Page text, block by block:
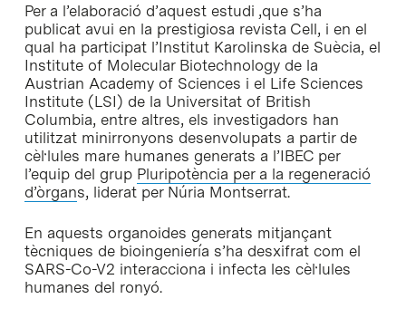
Per a l’elaboració d’aquest estudi ,que s’ha
publicat avui en la prestigiosa revista Cell, i en el
qual ha participat l’Institut Karolinska de Suècia, el
Institute of Molecular Biotechnology de la
Austrian Academy of Sciences i el Life Sciences
Institute (LSI) de la Universitat of British
Columbia, entre altres, els investigadors han
utilitzat minirronyons desenvolupats a partir de
cèl·lules mare humanes generats a l’IBEC per
l’equip del grup Pluripotència per a la regeneració
d’òrgans, liderat per Núria Montserrat.
En aquests organoides generats mitjançant
tècniques de bioingeniería s’ha desxifrat com el
SARS-Co-V2 interacciona i infecta les cèl·lules
humanes del ronyó.